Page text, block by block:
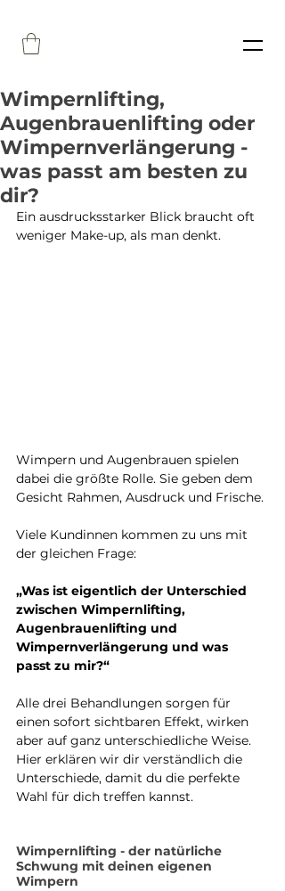
Wimpernlifting,
Augenbrauenlifting oder
Wimpernverlängerung -
was passt am besten zu
dir?
Ein ausdrucksstarker Blick braucht oft
weniger Make-up, als man denkt.
Wimpern und Augenbrauen spielen
dabei die größte Rolle. Sie geben dem
Gesicht Rahmen, Ausdruck und Frische.
Viele Kundinnen kommen zu uns mit
der gleichen Frage:
„Was ist eigentlich der Unterschied
zwischen Wimpernlifting,
Augenbrauenlifting und
Wimpernverlängerung und was
passt zu mir?“
Alle drei Behandlungen sorgen für
einen sofort sichtbaren Effekt, wirken
aber auf ganz unterschiedliche Weise.
Hier erklären wir dir verständlich die
Unterschiede, damit du die perfekte
Wahl für dich treffen kannst.
Wimpernlifting - der natürliche
Schwung mit deinen eigenen
Wimpern